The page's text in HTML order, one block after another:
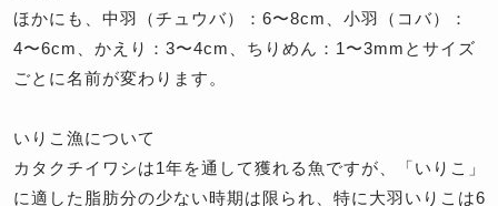
ほかにも、中羽（チュウバ）：6〜8cm、小羽（コバ）：
4〜6cm、かえり：3〜4cm、ちりめん：1〜3mmとサイズ
ごとに名前が変わります。
いりこ漁について
カタクチイワシは1年を通して獲れる魚ですが、「いりこ」
に適した脂肪分の少ない時期は限られ、特に大羽いりこは6